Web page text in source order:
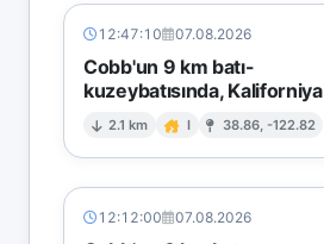
12:47:10 07.08.2026
Cobb'un 9 km batı-
kuzeybatısında, Kaliforniya
2.1 km I 38.86, -122.82
12:12:00 07.08.2026